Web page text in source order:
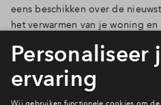
eens beschikken over de
het verwarmen van je woning
luchtwarmtepompen, HR++
en daken. Je bent dus niet
zonder aardgas, maar bespaart